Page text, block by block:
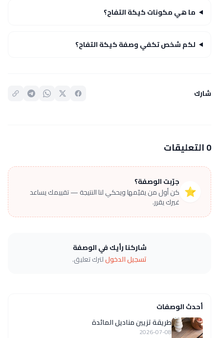
ما هي مكونات كيكة التفاح؟
لكم شخص تكفي وصفة كيكة التفاح؟
شارك
0 التعليقات
⭐
جرّبت الوصفة؟
كن أول من يقيّمها ويحكي لنا النتيجة — تقييمك يساعد
غيرك يقرر.
شاركنا رأيك في الوصفة
تسجيل الدخوللترك تعليق.
أحدث الوصفات
طريقة تزيين مناديل المائدة
2026-07-08